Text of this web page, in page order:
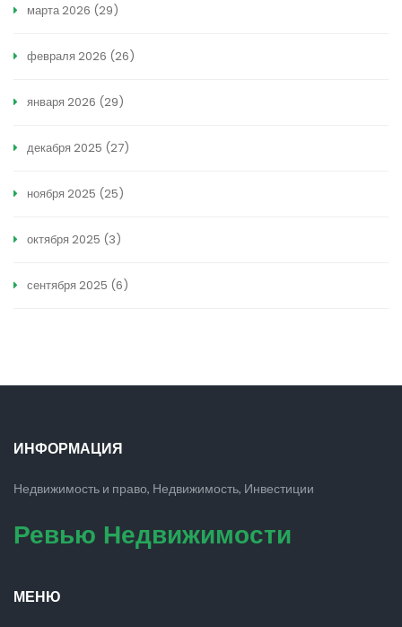
марта 2026 (29)
февраля 2026 (26)
января 2026 (29)
декабря 2025 (27)
ноября 2025 (25)
октября 2025 (3)
сентября 2025 (6)
ИНФОРМАЦИЯ
Недвижимость и право, Недвижимость, Инвестиции
Ревью Недвижимости
МЕНЮ